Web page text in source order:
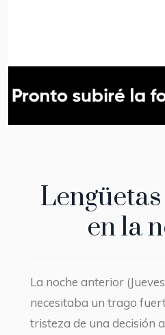
en la
La noche anterior
necesitaba un trago
tristeza de una decisión